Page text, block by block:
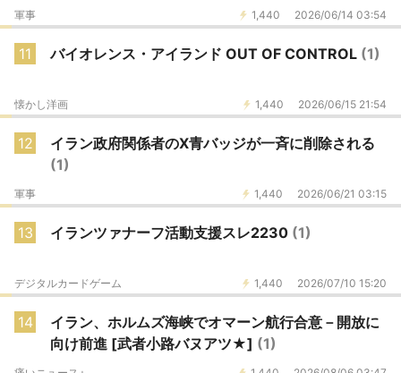
1,440 2026/06/14 03:54
軍事
11 バイオレンス・アイランド OUT OF CONTROL (1)
1,440 2026/06/15 21:54
懐かし洋画
12
イラン政府関係者のX青バッジが一斉に削除される
(1)
1,440 2026/06/21 03:15
軍事
13 イランツァナーフ活動支援スレ2230 (1)
1,440 2026/07/10 15:20
デジタルカードゲーム
14
イラン、ホルムズ海峡でオマーン航行合意－開放に
向け前進 [武者小路バヌアツ★] (1)